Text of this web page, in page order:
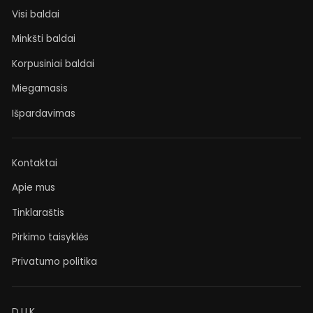
Visi baldai
Minkšti baldai
Korpusiniai baldai
Miegamasis
Išpardavimas
Kontaktai
Apie mus
Tinklaraštis
Pirkimo taisyklės
Privatumo politika